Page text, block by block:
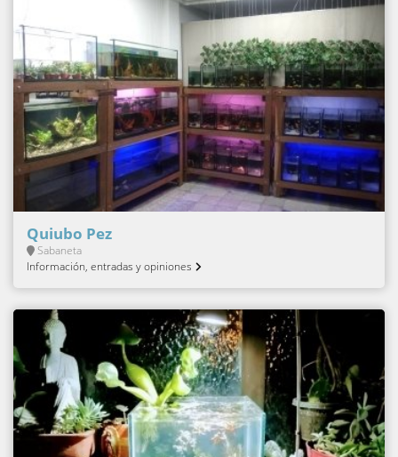
Quiubo Pez
Sabaneta
Información, entradas y opiniones